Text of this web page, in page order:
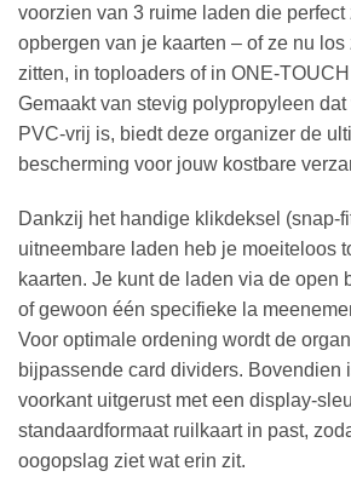
voorzien van 3 ruime laden die
opbergen van je kaarten – of ze nu
zitten, in toploaders of in ONE-
Gemaakt van stevig polypropyleen
PVC-vrij is, biedt deze organizer de
bescherming voor jouw kostbare
Dankzij het handige klikdeksel (snap-
uitneembare laden heb je moeiteloos
kaarten. Je kunt de laden via de open
of gewoon één specifieke la
Voor optimale ordening wordt de
bijpassende card dividers. Bovendien
voorkant uitgerust met een display-
standaardformaat ruilkaart in past,
oogopslag ziet wat erin zit.